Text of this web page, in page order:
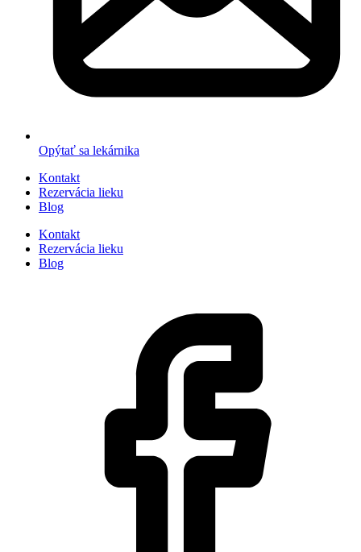
Opýtať sa lekárnika
Kontakt
Rezervácia lieku
Blog
Kontakt
Rezervácia lieku
Blog